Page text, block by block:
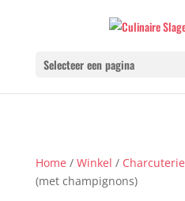
Selecteer een pagina
Home / Winkel / Charcuterie
(met champignons)